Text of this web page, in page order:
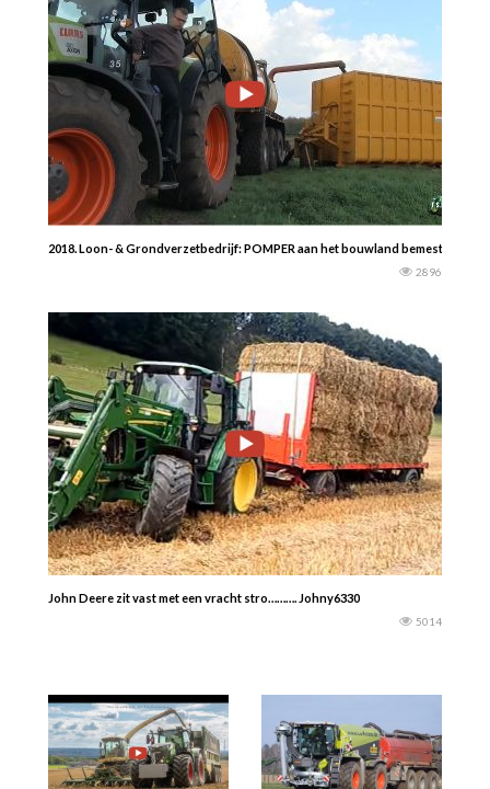
2018. Loon- & Grondverzetbedrijf: POMPER aan het bouwland bemesten met
2896
John Deere zit vast met een vracht stro………. Johny6330
5014